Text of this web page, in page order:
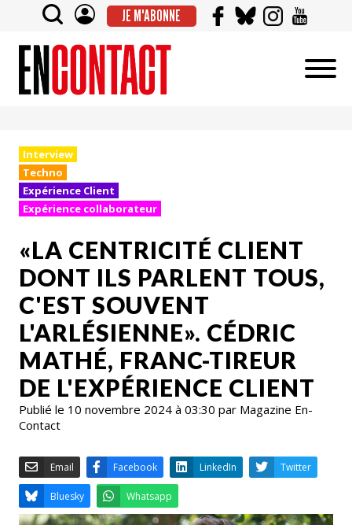
JE M'ABONNE
Interview
Techno
Expérience Client
Expérience collaborateur
«LA CENTRICITÉ CLIENT
DONT ILS PARLENT TOUS,
C'EST SOUVENT
L'ARLÉSIENNE». CÉDRIC
MATHÉ, FRANC-TIREUR
DE L'EXPÉRIENCE CLIENT
Publié le 10 novembre 2024 à 03:30 par Magazine En-
Contact